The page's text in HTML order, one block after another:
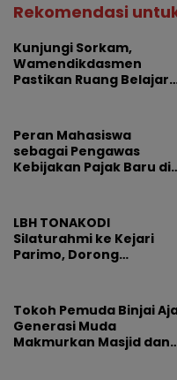
Rekomendasi
Kunjungi Sorkam,
Wamendikdasmen
Pastikan Ruang Belajar
Peran Mahasiswa
sebagai Pengawas
Kebijakan Pajak Baru di
LBH TONAKODI
Silaturahmi ke Kejari
Parimo, Dorong
Tokoh Pemuda Binjai
Generasi Muda
Makmurkan Masjid dan